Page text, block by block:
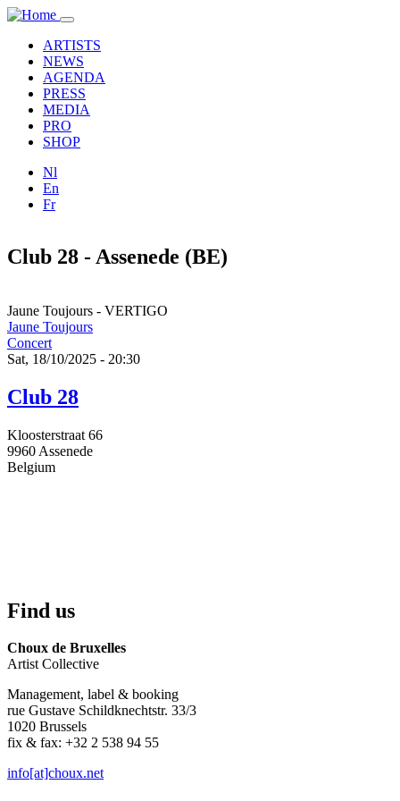
Skip to main content
Toggle
navigation
ARTISTS
NEWS
AGENDA
PRESS
MEDIA
PRO
SHOP
Nl
En
Fr
Club 28 - Assenede (BE)
Jaune Toujours - VERTIGO
Jaune Toujours
Concert
Sat, 18/10/2025 - 20:30
Club 28
Kloosterstraat 66
9960 Assenede
Belgium
Find us
Choux de Bruxelles
Artist Collective
Management, label & booking
rue Gustave Schildknechtstr. 33/3
1020 Brussels
fix & fax: +32 2 538 94 55
info[at]choux.net